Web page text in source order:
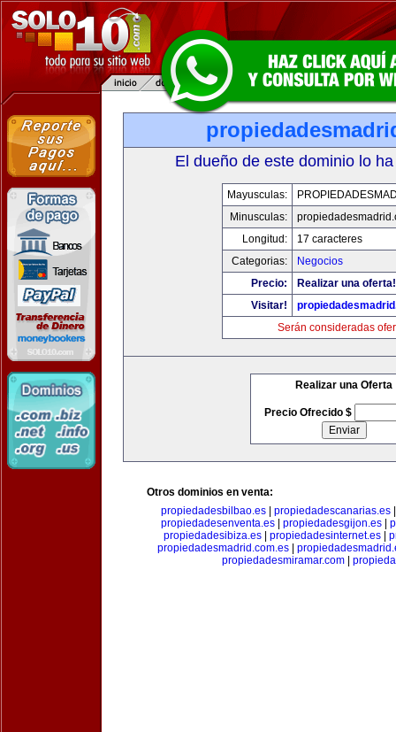
El dueño de este dominio lo
Mayusculas:
Minusculas:
Longitud:
17 caracteres
Categorias:
Negocios
Precio:
Realizar una oferta!
Visitar!
Serán consideradas
Realizar una Oferta
Precio Ofrecido $
Otros dominios en venta:
propiedadesbilbao.es| propiedadescanarias.es
propiedadesenventa.es
propiedadesgijon.es
propiedadesibiza.es
propiedadesinternet.es
propiedadesmadrid.com.es
propiedadesmiramar.com